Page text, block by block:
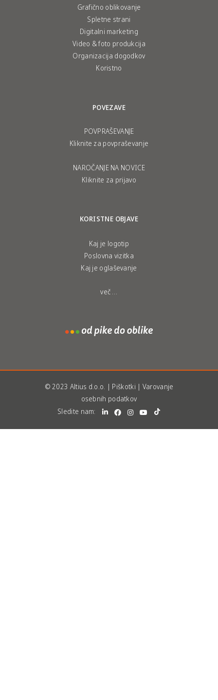
Grafično oblikovanje
Spletne strani
Digitalni marketing
Video & foto produkcija
Organizacija dogodkov
Koristno
POVEZAVE
POVPRAŠEVANJE
Kliknite za povpraševanje
NAROČANJE NA NOVICE
Kliknite za prijavo
KORISTNE OBJAVE
Kaj je logotip
Poslovna vizitka
Kaj je oglaševanje
več …
© 2023 Altius d.o.o. | Piškotki | Varovanje
osebnih podatkov
Sledite nam: